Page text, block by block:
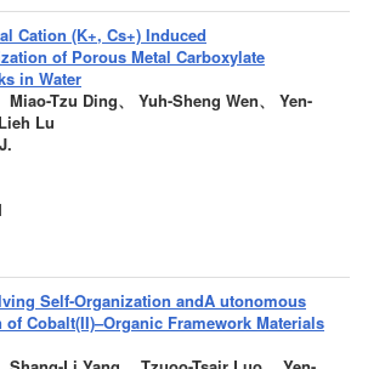
Cation (K+, Cs+) Induced
of Porous Metal Carboxylate
in Water
Miao-Tzu Ding、 Yuh-Sheng Wen、 Yen-
Lu
Self-Organization andA utonomous
Cobalt(II)–Organic Framework Materials